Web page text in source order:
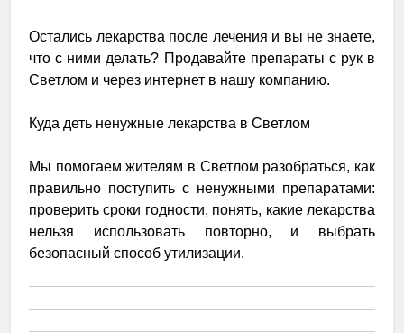
Остались лекарства после лечения и вы не знаете,
что с ними делать? Продавайте препараты с рук в
Светлом и через интернет в нашу компанию.
Куда деть ненужные лекарства в Светлом
Мы помогаем жителям в Светлом разобраться, как
правильно поступить с ненужными препаратами:
проверить сроки годности, понять, какие лекарства
нельзя использовать повторно, и выбрать
безопасный способ утилизации.